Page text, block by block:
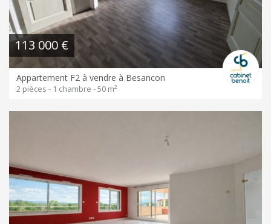
113 000 €
Appartement F2 à vendre à Besancon
2 pièces - 1 chambre - 50 m²